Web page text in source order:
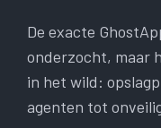
De exacte
onderzocht, maar
in het wild:
agenten tot